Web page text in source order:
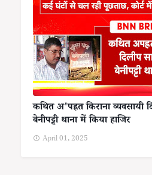
कथित अ'पह्रत किराना व्यवसायी
बेनीपट्टी थाना में किया हाजिर
April 01, 2025